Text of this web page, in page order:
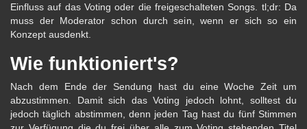
Einfluss auf das Voting oder die freigeschalteten Songs. tl;dr: Da
muss der Moderator schon durch sein, wenn er sich so ein
Konzept ausdenkt.
Wie funktioniert's?
Nach dem Ende der Sendung hast du eine Woche Zeit um
abzustimmen. Damit sich das Voting jedoch lohnt, solltest du
jedoch täglich abstimmen, denn jeden Tag hast du fünf Stimmen